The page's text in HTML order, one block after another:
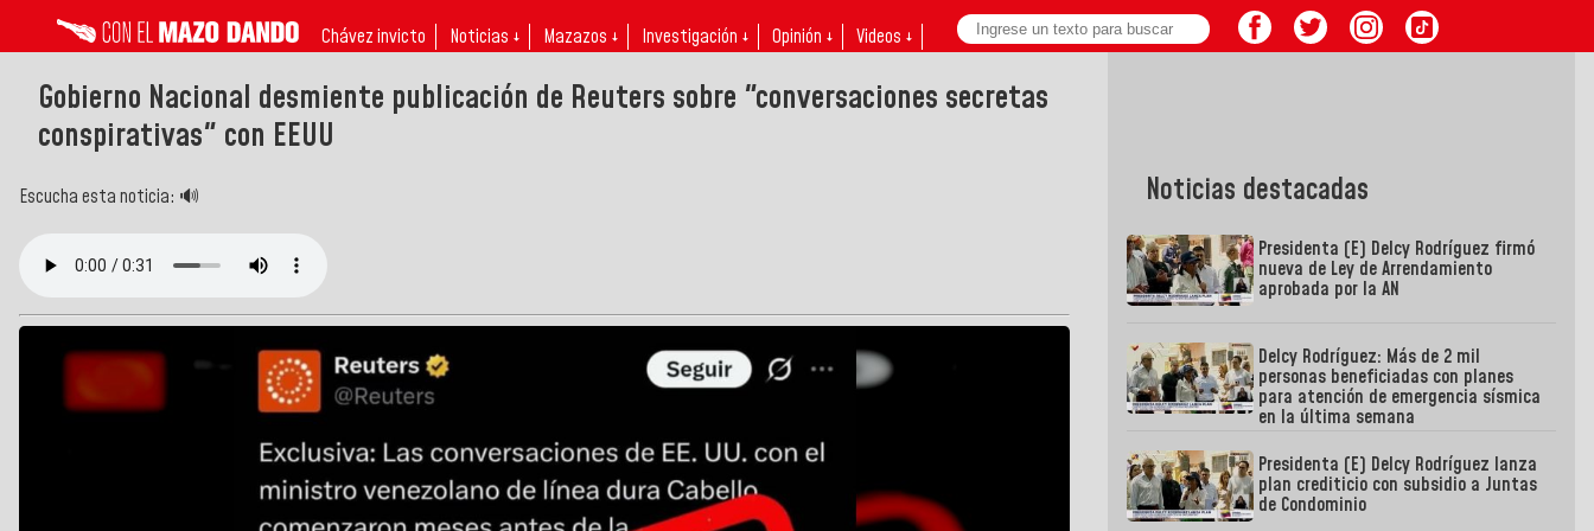
Chávez invicto Noticias ↓ Mazazos ↓ Investigación ↓ Opinión ↓ Videos ↓
Gobierno Nacional desmiente publicación de Reuters sobre "conversaciones secretas
conspirativas" con EEUU
Escucha esta noticia: 🔊 Noticias destacadas
Presidenta (E) Delcy Rodríguez firmó
nueva de Ley de Arrendamiento
aprobada por la AN
Delcy Rodríguez: Más de 2 mil
personas beneficiadas con planes
para atención de emergencia sísmica
en la última semana
Presidenta (E) Delcy Rodríguez lanza
plan crediticio con subsidio a Juntas
de Condominio